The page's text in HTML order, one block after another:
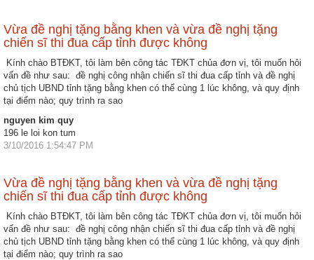
thức
khen
thưởng
Các
kỳ
Đại
hội
TĐYN
quốc
động
TĐKT
Vừa đề nghị tặng bằng khen và vừa đề nghị tặng
chiến sĩ thi đua cấp tỉnh được không
Kính chào BTĐKT, tôi làm bên công tác TĐKT chủa đơn vị, tôi muốn hỏi
vấn đề như sau: đề nghị công nhận chiến sĩ thi đua cấp tỉnh và đề nghị
chủ tịch UBND tỉnh tặng bằng khen có thể cùng 1 lúc không, và quy định
tại điểm nào; quy trình ra sao
nguyen kim quy
196 le loi kon tum
3/10/2016 1:54:47 PM
Vừa đề nghị tặng bằng khen và vừa đề nghị tặng
chiến sĩ thi đua cấp tỉnh được không
Kính chào BTĐKT, tôi làm bên công tác TĐKT chủa đơn vị, tôi muốn hỏi
vấn đề như sau: đề nghị công nhận chiến sĩ thi đua cấp tỉnh và đề nghị
chủ tịch UBND tỉnh tặng bằng khen có thể cùng 1 lúc không, và quy định
tại điểm nào; quy trình ra sao